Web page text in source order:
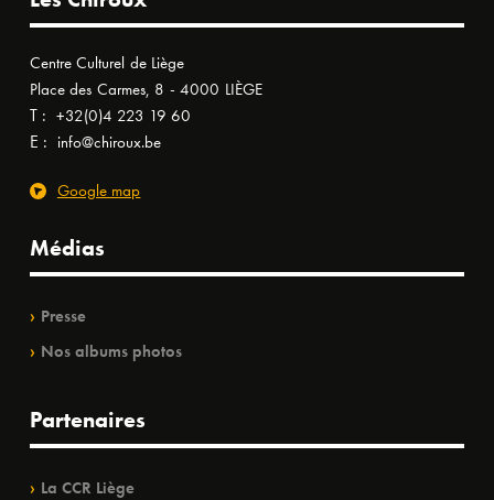
Centre Culturel de Liège
Place des Carmes, 8 - 4000 LIÈGE
T : +32(0)4 223 19 60
E : info@chiroux.be
Google map
Médias
Presse
Nos albums photos
Partenaires
La CCR Liège